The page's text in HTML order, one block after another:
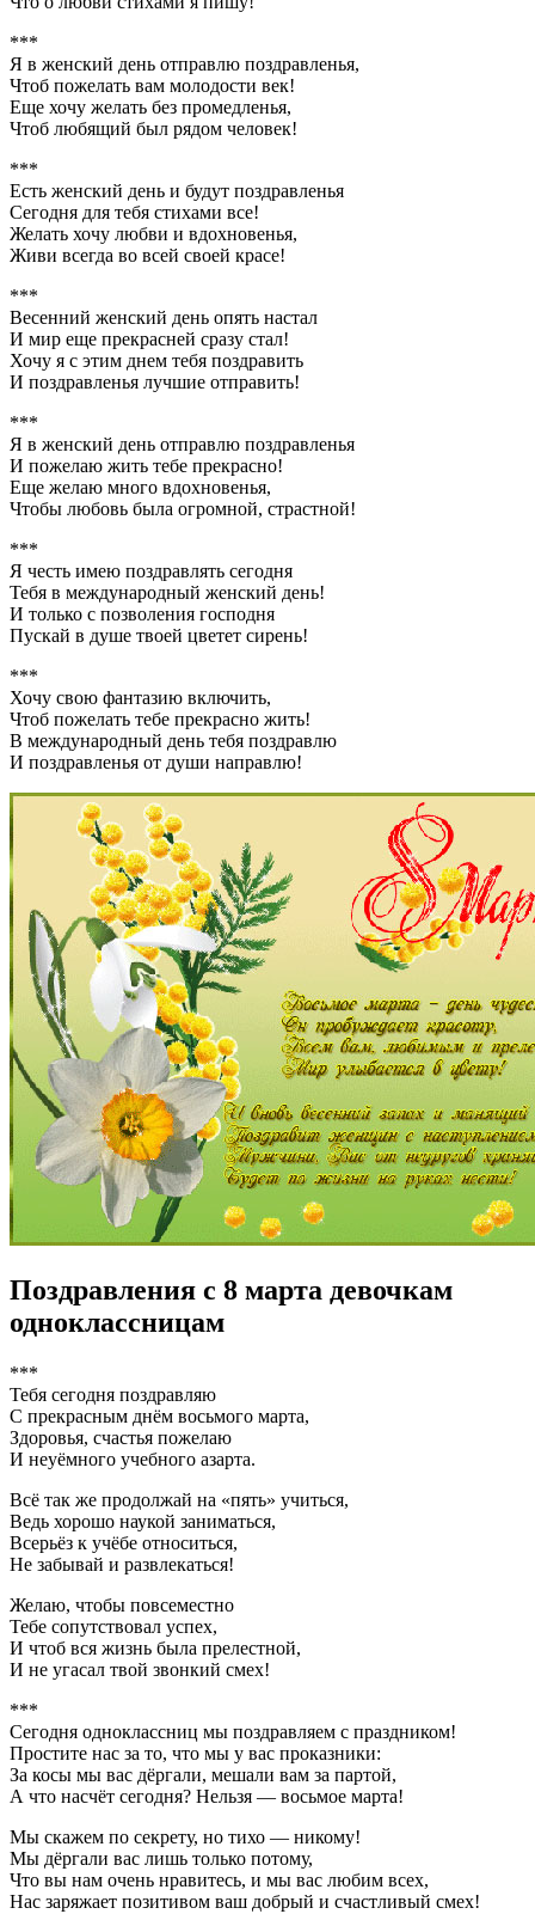
***
Я в женский день отправлю поздравленья,
Чтоб пожелать вам молодости век!
Еще хочу желать без промедленья,
Чтоб любящий был рядом человек!
***
Есть женский день и будут поздравленья
Сегодня для тебя стихами все!
Желать хочу любви и вдохновенья,
Живи всегда во всей своей красе!
***
Весенний женский день опять настал
И мир еще прекрасней сразу стал!
Хочу я с этим днем тебя поздравить
И поздравленья лучшие отправить!
***
Я в женский день отправлю поздравленья
И пожелаю жить тебе прекрасно!
Еще желаю много вдохновенья,
Чтобы любовь была огромной, страстной!
***
Я честь имею поздравлять сегодня
Тебя в международный женский день!
И только с позволения господня
Пускай в душе твоей цветет сирень!
***
Хочу свою фантазию включить,
Чтоб пожелать тебе прекрасно жить!
В международный день тебя поздравлю
И поздравленья от души направлю!
Поздравления с 8 марта девочкам
одноклассницам
***
Тебя сегодня поздравляю
С прекрасным днём восьмого марта,
Здоровья, счастья пожелаю
И неуёмного учебного азарта.
Всё так же продолжай на «пять» учиться,
Ведь хорошо наукой заниматься,
Всерьёз к учёбе относиться,
Не забывай и развлекаться!
Желаю, чтобы повсеместно
Тебе сопутствовал успех,
И чтоб вся жизнь была прелестной,
И не угасал твой звонкий смех!
***
Сегодня одноклассниц мы поздравляем с праздником!
Простите нас за то, что мы у вас проказники:
За косы мы вас дёргали, мешали вам за партой,
А что насчёт сегодня? Нельзя — восьмое марта!
Мы скажем по секрету, но тихо — никому!
Мы дёргали вас лишь только потому,
Что вы нам очень нравитесь, и мы вас любим всех,
Нас заряжает позитивом ваш добрый и счастливый смех!